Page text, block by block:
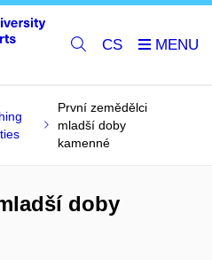
CS
První zemědělci
mladší doby
kamenné
doby